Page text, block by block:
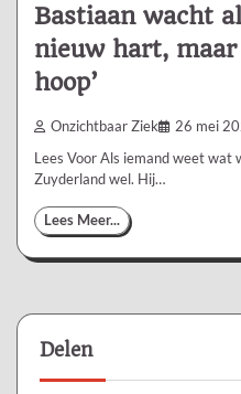
Bastiaan wacht
nieuw hart,
hoop’
Onzichtbaar Ziek 26 mei
Lees Voor Als iemand weet wat
Zuyderland wel. Hij…
Lees Meer...
Delen